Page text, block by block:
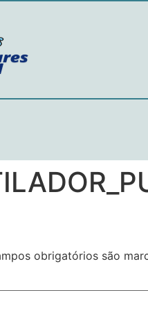
obrigatórios são